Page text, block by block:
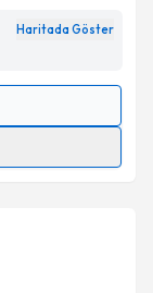
Haritada Göster